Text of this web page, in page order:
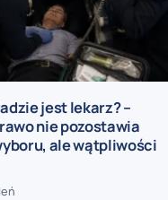
jest lekarz? –
nie pozostawia
ale wątpliwości